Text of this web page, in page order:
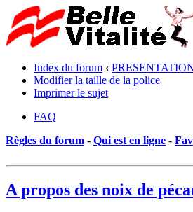
Index du forum ‹
Modifier la taille de la police
Imprimer le sujet
FAQ
Règles du forum - Qui est en ligne -
A propos des noix de